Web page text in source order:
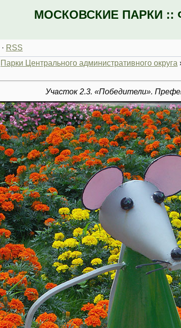
МОСКОВСКИЕ ПАРКИ ::
· RSS
Парки Центрального административного округа
Участок 2.3. «Победители».